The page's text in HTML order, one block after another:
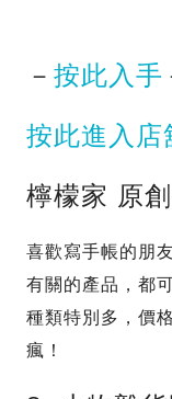
－ 按此入手
按此進入店
檸檬家 原
喜歡寫手帳的朋
有關的產品，都
種類特別多，價
瘋！